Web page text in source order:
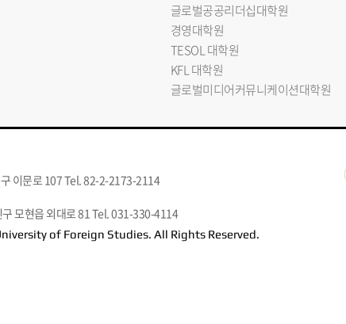
글로벌공공리더십대학원
경영대학원
TESOL 대학원
KFL 대학원
글로벌미디어커뮤니케이션대학원
이문로 107 Tel. 82-2-2173-2114
모현읍 외대로 81 Tel. 031-330-4114
of Foreign Studies. All Rights Reserved.